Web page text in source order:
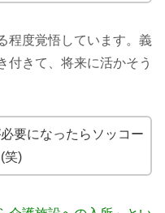
程度覚悟しています。義
付きて、将来に活かそう
要になったらソッコー
笑)